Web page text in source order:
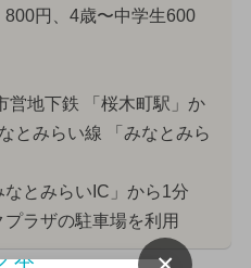
円、4歳〜中学生600
営地下鉄 「桜木町駅」か
とみらい線 「みなとみら
なとみらいIC」から1分
ラザの駐車場を利用